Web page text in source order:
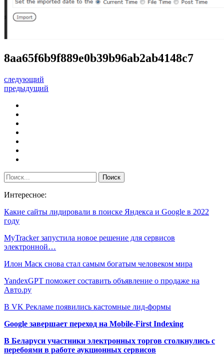
8aa65f6b9f889e0b39b96ab2ab4148c7
следующий
предыдущий
Интересное:
Какие сайты лидировали в поиске Яндекса и Google в 2022
году
MyTracker запустила новое решение для сервисов
электронной…
Илон Маск снова стал самым богатым человеком мира
YandexGPT поможет составить объявление о продаже на
Авто.ру
В VK Рекламе появились кастомные лид-формы
Google завершает переход на Mobile-First Indexing
В Беларуси участники электронных торгов столкнулись с
перебоями в работе аукционных сервисов